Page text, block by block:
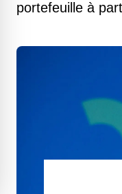
portefeuille à